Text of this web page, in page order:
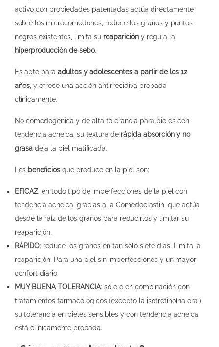
activo con propiedades patentadas actúa directamente
sobre los microcomedones, reduce los granos y puntos
negros existentes, limita su reaparición y regula la
hiperproducción de sebo.
Es apto para adultos y adolescentes a partir de los 12
años , y ofrece una acción antirrecidiva probada
clínicamente.
No comedogénica y de alta tolerancia para pieles con
tendencia acneica, su textura de rápida absorción y no
grasa deja la piel matificada.
Los beneficios que produce en la piel son:
EFICAZ: en todo tipo de imperfecciones de la piel con
tendencia acneica, gracias a la Comedoclastin, que actúa
desde la raíz de los granos para reducirlos y limitar su
reaparición.
RÁPIDO: reduce los granos en tan solo siete días. Limita la
reaparición. Para una piel sin imperfecciones y un mayor
confort diario.
MUY BUENA TOLERANCIA: solo o en combinación con
tratamientos farmacológicos (excepto la isotretinoína oral),
su tolerancia en pieles sensibles y con tendencia acneica
está clínicamente probada.